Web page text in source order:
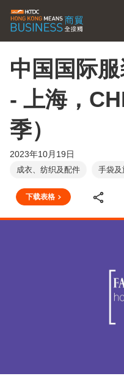
中国国际
- 上海，
季）
2023年10月19日
成衣、纺织及配件 手袋及
下载表格